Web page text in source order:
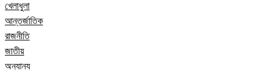
খেলাধুলা
আন্তর্জাতিক
রাজনীতি
জাতীয়
অন্যান্য